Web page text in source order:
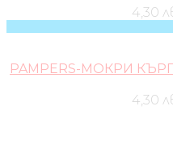
4,30
PAMPERS-МОКРИ
4,30